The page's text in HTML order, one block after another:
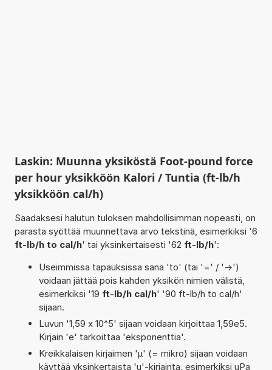
Laskin: Muunna yksiköstä Foot-pound force
per hour yksikköön Kalori / Tuntia (ft-lb/h
yksikköön cal/h)
Saadaksesi halutun tuloksen mahdollisimman nopeasti, on
parasta syöttää muunnettava arvo tekstinä, esimerkiksi '6
ft-lb/h to cal/h' tai yksinkertaisesti '62 ft-lb/h':
Useimmissa tapauksissa sana 'to' (tai '=' / '->')
voidaan jättää pois kahden yksikön nimien välistä,
esimerkiksi '19 ft-lb/h cal/h' '90 ft-lb/h to cal/h'
sijaan.
Luvun '1,59 x 10^5' sijaan voidaan kirjoittaa 1,59e5.
Kirjain 'e' tarkoittaa 'eksponenttia'.
Kreikkalaisen kirjaimen 'µ' (= mikro) sijaan voidaan
käyttää yksinkertaista 'u'-kirjainta, esimerkiksi uPa